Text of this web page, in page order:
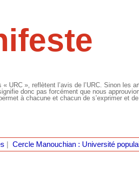
URC », reflètent l’avis de l’URC. Sinon les
donc pas forcément que nous
à chacune et chacun de s’exprimer et
Cercle Manouchian : Université